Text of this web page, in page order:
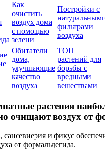
Как
очистить
воздух дома
с помощью
зелени
Постройки с
натуральными
фильтрами
воздуха
Обитатели
дома,
улучшающие
качество
воздуха
ТОП
растений для
борьбы с
вредными
веществами
растения
очищают воздух от
сансевиерия и фикус
от формальдегида.